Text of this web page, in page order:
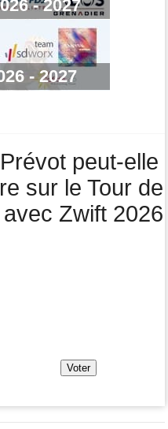
Team Emirates-XRG pour 5
jeunes de sa formation
- 2027
- 2027
peut-elle
sur le Tour de
Zwift 2026